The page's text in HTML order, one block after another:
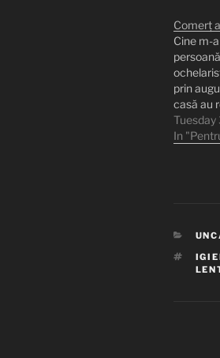
Comerț
Cine m-
prin
casă au
că m-
urmă. Și
In